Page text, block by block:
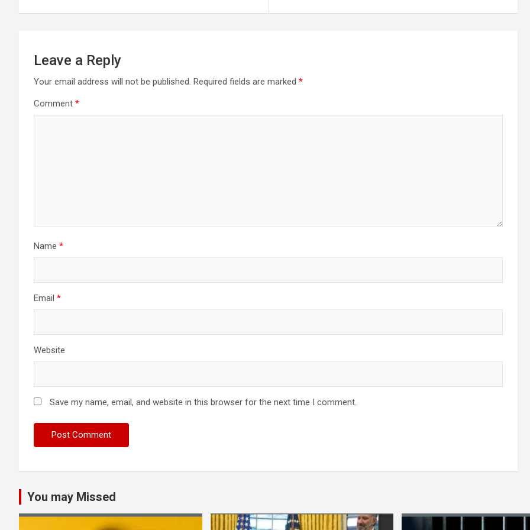
Leave a Reply
Your email address will not be published. Required fields are marked *
Comment *
Name *
Email *
Website
Save my name, email, and website in this browser for the next time I comment.
You may Missed